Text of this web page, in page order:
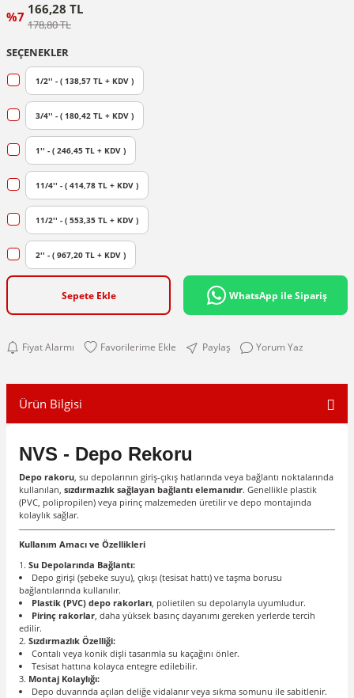
%7 166,28 TL
178,80 TL
SEÇENEKLER
1/2'' - ( 138,57 TL + KDV )
3/4'' - ( 180,42 TL + KDV )
1'' - ( 246,45 TL + KDV )
11/4'' - ( 414,78 TL + KDV )
11/2'' - ( 553,35 TL + KDV )
2'' - ( 967,20 TL + KDV )
Sepete Ekle WhatsApp ile Sipariş
Fiyat Alarmı Paylaş Yorum Yaz
Ürün Bilgisi
NVS - Depo Rekoru
Depo rakoru, su depolarının giriş-çıkış hatlarında veya bağlantı noktalarında
kullanılan, sızdırmazlık sağlayan bağlantı elemanıdır. Genellikle plastik
(PVC, polipropilen) veya pirinç malzemeden üretilir ve depo montajında
kolaylık sağlar.
Kullanım Amacı ve Özellikleri
Su Depolarında Bağlantı:
Depo girişi (şebeke suyu), çıkışı (tesisat hattı) ve taşma borusu
bağlantılarında kullanılır.
Plastik (PVC) depo rakorları, polietilen su depolarıyla uyumludur.
Pirinç rakorlar, daha yüksek basınç dayanımı gereken yerlerde tercih
edilir.
Sızdırmazlık Özelliği:
Contalı veya konik dişli tasarımla su kaçağını önler.
Tesisat hattına kolayca entegre edilebilir.
Montaj Kolaylığı:
Depo duvarında açılan deliğe vidalanır veya sıkma somunu ile sabitlenir.